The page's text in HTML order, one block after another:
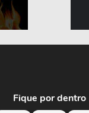
Fique por dentro